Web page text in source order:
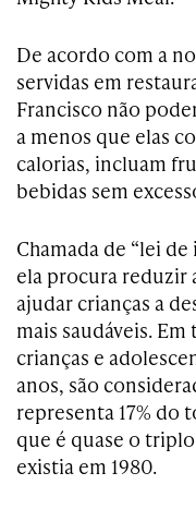
De acordo com a
servidas em
Francisco não
a menos que elas
calorias, incluam
bebidas sem
Chamada de “lei
ela procura reduzir
ajudar crianças a
mais saudáveis.
crianças e
anos, são
representa 17% do
que é quase o
existia em 1980.